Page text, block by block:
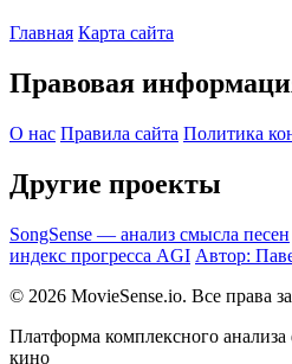
Главная Карта сайта
Правовая
О нас Правила сайта Политика
Другие проекты
SongSense — анализ смысла песен
индекс прогресса AGI Автор:
© 2026 MovieSense.io. Все права
Платформа комплексного
кино